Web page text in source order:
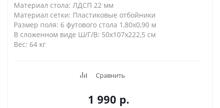
Материал стола: ЛДСП 22 мм
Материал сетки: Пластиковые отбойники
Размер поля: 6 футового стола 1,80х0,90 м
В сложенном виде Ш/Г/В: 50х107х222,5 см
Вес: 64 кг
Сравнить
1 990 р.